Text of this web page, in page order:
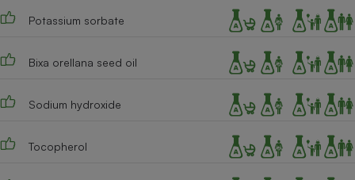
Potassium sorbate
Bixa orellana seed oil
Sodium hydroxide
Tocopherol